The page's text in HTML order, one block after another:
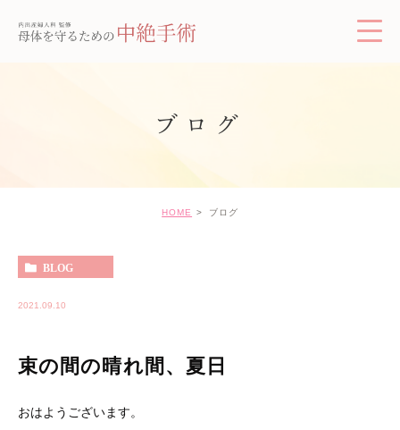
ブログ
HOME ブログ
BLOG
2021.09.10
束の間の晴れ間、夏日
おはようございます。